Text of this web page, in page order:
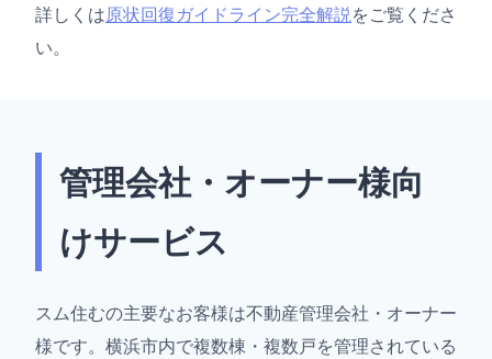
詳しくは原状回復ガイドライン完全解説 をご覧くださ
い。
管理会社・オーナー様向
けサービス
スム住むの主要なお客様は不動産管理会社・オーナー
様です。横浜市内で複数棟・複数戸を管理されている